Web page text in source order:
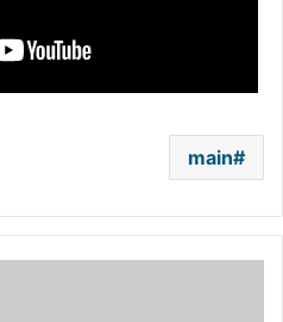
main